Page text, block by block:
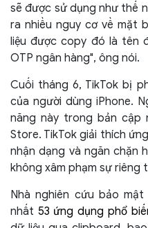
sẽ được sử dụng như thế
ra nhiều nguy cơ về mặt
liệu được copy đó là tên
OTP ngân hàng", ông nói.
Cuối tháng 6, TikTok bị
của người dùng iPhone.
năng này trong bản cập
Store. TikTok giải thích
nhận dạng và ngăn chặn
không xâm phạm sự riêng
Nhà nghiên cứu bảo
nhất 53 ứng dụng phổ